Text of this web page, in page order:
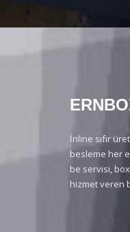
İnline sıfır
besleme her
be servisi, box
hizmet veren